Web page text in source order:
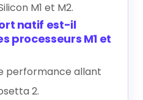
M1 et M2.
natif est-il
processeurs M1 et
performance allant
2.